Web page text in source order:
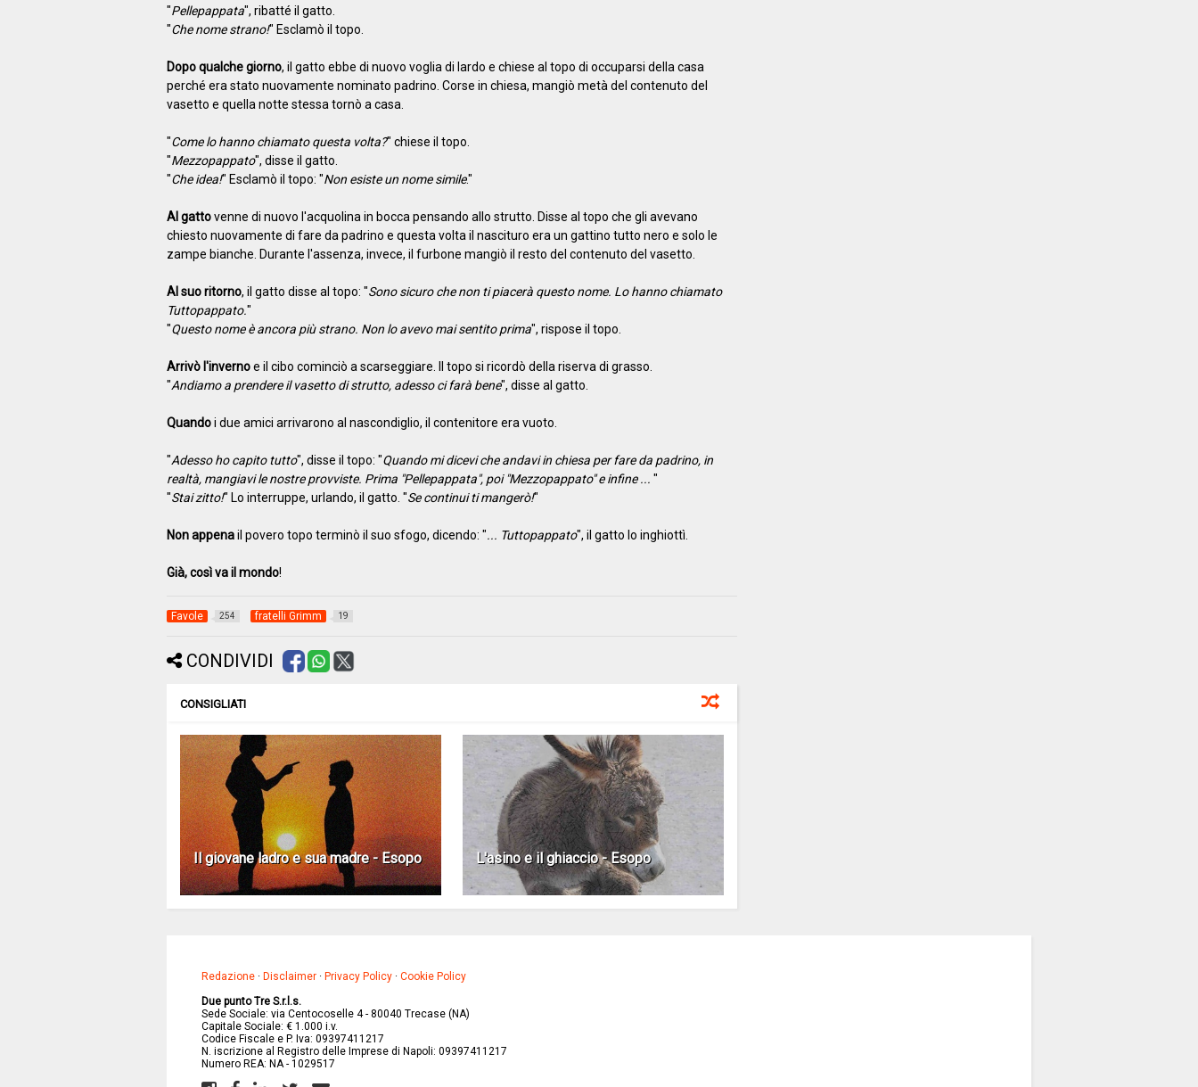
"Pellepappata", ribatté il gatto.
"Che nome strano!" Esclamò il topo.
Dopo qualche giorno, il gatto ebbe di nuovo voglia di lardo e chiese al topo di occuparsi della casa
perché era stato nuovamente nominato padrino. Corse in chiesa, mangiò metà del contenuto del
vasetto e quella notte stessa tornò a casa.
"Come lo hanno chiamato questa volta?" chiese il topo.
"Mezzopappato", disse il gatto.
"Che idea!" Esclamò il topo: "Non esiste un nome simile."
Al gattovenne di nuovo l'acquolina in bocca pensando allo strutto. Disse al topo che gli avevano
chiesto nuovamente di fare da padrino e questa volta il nascituro era un gattino tutto nero e solo le
zampe bianche. Durante l'assenza, invece, il furbone mangiò il resto del contenuto del vasetto.
Al suo ritorno, il gatto disse al topo: "Sono sicuro che non ti piacerà questo nome. Lo hanno chiamato
Tuttopappato."
"Questo nome è ancora più strano. Non lo avevo mai sentito prima", rispose il topo.
Arrivò l'invernoe il cibo cominciò a scarseggiare. Il topo si ricordò della riserva di grasso.
"Andiamo a prendere il vasetto di strutto, adesso ci farà bene", disse al gatto.
Quandoi due amici arrivarono al nascondiglio, il contenitore era vuoto.
"Adesso ho capito tutto", disse il topo: "Quando mi dicevi che andavi in chiesa per fare da padrino, in
realtà, mangiavi le nostre provviste. Prima "Pellepappata", poi "Mezzopappato" e infine ... "
"Stai zitto!" Lo interruppe, urlando, il gatto. "Se continui ti mangerò!"
Non appenail povero topo terminò il suo sfogo, dicendo: "... Tuttopappato", il gatto lo inghiottì.
Già, così va il mondo!
Favole 254 fratelli Grimm 19
CONDIVIDI
CONSIGLIATI
Il giovane ladro e sua madre - Esopo L'asino e il ghiaccio - Esopo
Redazione· Disclaimer· Privacy Policy· Cookie Policy
Due punto Tre S.r.l.s.
Sede Sociale: via Centocoselle 4 - 80040 Trecase (NA)
Capitale Sociale: € 1.000 i.v.
Codice Fiscale e P. Iva: 09397411217
N. iscrizione al Registro delle Imprese di Napoli: 09397411217
Numero REA: NA - 1029517